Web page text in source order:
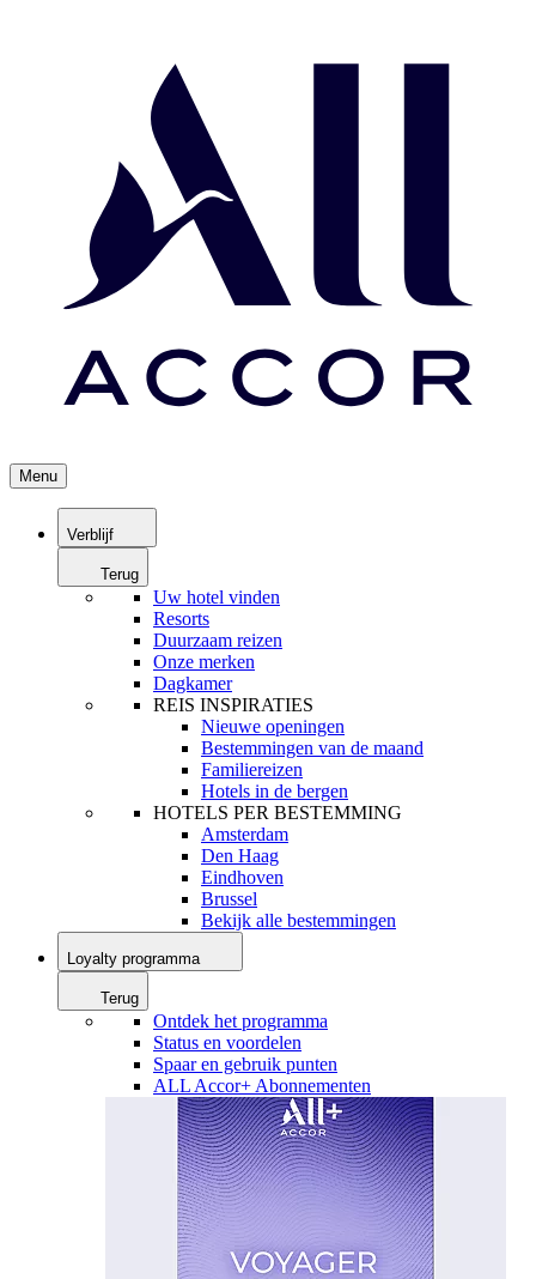
Menu
Verblijf
Terug
Uw hotel vinden
Resorts
Duurzaam reizen
Onze merken
Dagkamer
REIS INSPIRATIES
Nieuwe openingen
Bestemmingen van de maand
Familiereizen
Hotels in de bergen
HOTELS PER BESTEMMING
Amsterdam
Den Haag
Eindhoven
Brussel
Bekijk alle bestemmingen
Loyalty programma
Terug
Ontdek het programma
Status en voordelen
Spaar en gebruik punten
ALL Accor+ Abonnementen